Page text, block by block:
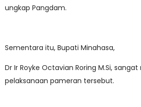
ungkap Pangdam.
Sementara itu, Bupati Minahasa,
Dr Ir Royke Octavian Roring M.Si,
pelaksanaan pameran tersebut.